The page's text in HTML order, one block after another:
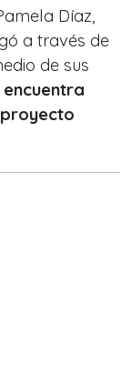
Díaz,
a través de
de sus